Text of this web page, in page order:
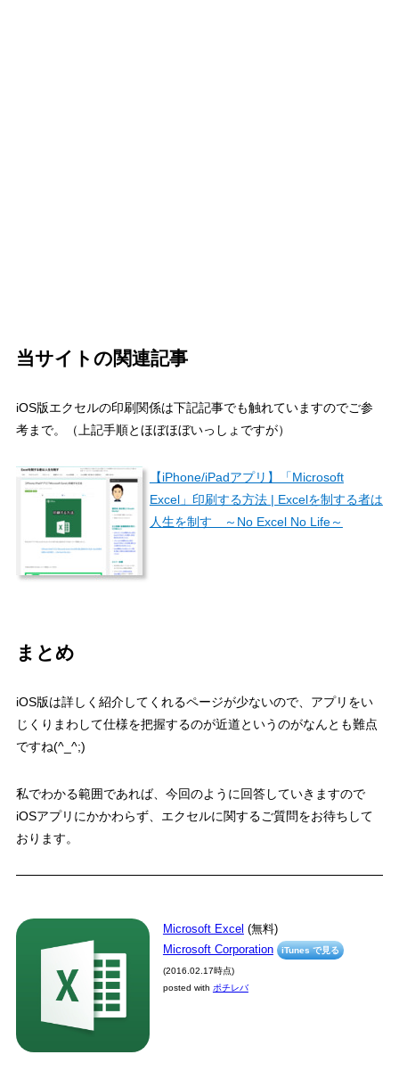
当サイトの関連記事
iOS版エクセルの印刷関係は下記記事でも触れていますのでご参
考まで。（上記手順とほぼほぼいっしょですが）
【iPhone/iPadアプリ】「Microsoft
Excel」印刷する方法 | Excelを制する者は
人生を制す ～No Excel No Life～
まとめ
iOS版は詳しく紹介してくれるページが少ないので、アプリをい
じくりまわして仕様を把握するのが近道というのがなんとも難点
ですね(^_^;)
私でわかる範囲であれば、今回のように回答していきますので
iOSアプリにかかわらず、エクセルに関するご質問をお待ちして
おります。
Microsoft Excel (無料)
Microsoft Corporation
iTunes で見る
(2016.02.17時点)
posted with ポチレバ